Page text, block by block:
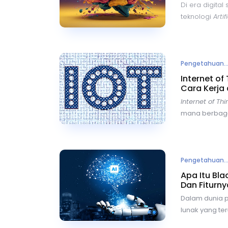
Di era digital
teknologi
kemampuan
video
Pengetahuan...
Internet of
Cara
Internet of
mana
dapat
aktivitas,
hingga
tangan
Pengetahuan...
Apa Itu
Dan
Dalam dunia
lunak yang